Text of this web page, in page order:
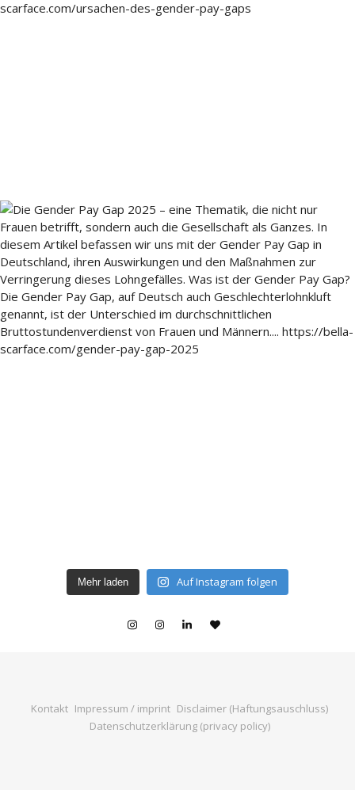
Mehr laden Auf Instagram folgen
Kontakt Impressum / imprint Disclaimer (Haftungsauschluss)
Datenschutzerklärung (privacy policy)